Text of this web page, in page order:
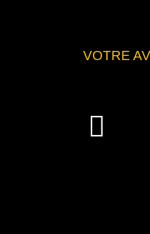
VOTRE